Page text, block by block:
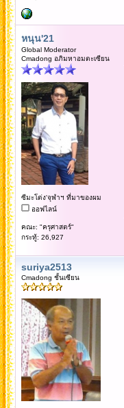
หนุน'21
Global Moderator
Cmadong อภิมหาอมตะเซียน
ซีมะโด่ง'จุฬาฯ ที่มาของผม
ออฟไลน์
คณะ: "ครุศาสตร์"
กระทู้: 26,927
suriya2513
Cmadong ชั้นเซียน